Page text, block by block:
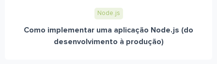
Node.js
Como implementar uma aplicação Node.js (do
desenvolvimento à produção)